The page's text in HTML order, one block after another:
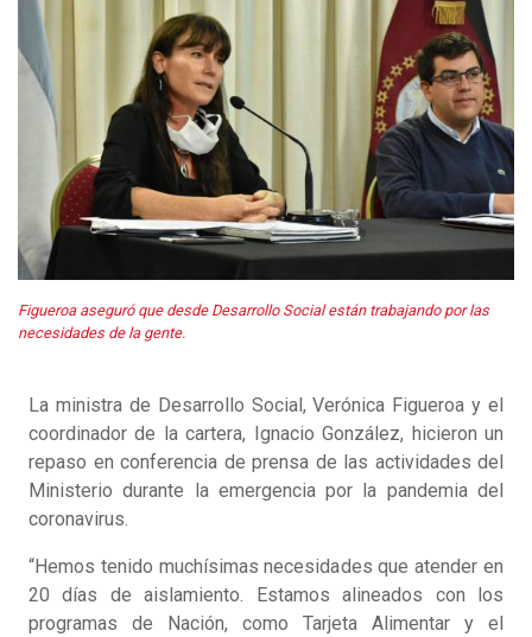
Figueroa aseguró que desde Desarrollo Social están trabajando por las
necesidades de la gente.
La ministra de Desarrollo Social, Verónica Figueroa y el
coordinador de la cartera, Ignacio González, hicieron un
repaso en conferencia de prensa de las actividades del
Ministerio durante la emergencia por la pandemia del
coronavirus.
“Hemos tenido muchísimas necesidades que atender en
20 días de aislamiento. Estamos alineados con los
programas de Nación, como Tarjeta Alimentar y el